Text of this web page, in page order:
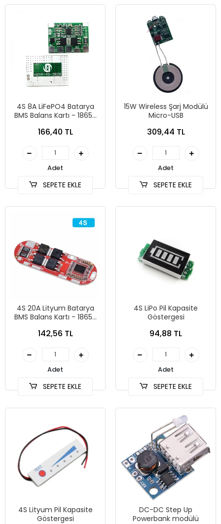
4S 8A LiFePO4 Batarya
BMS Balans Kartı - 18650
166,40 TL
Adet
SEPETE EKLE
15W Wireless Şarj Modülü
Micro-USB
309,44 TL
Adet
SEPETE EKLE
4S 20A Lityum Batarya
BMS Balans Kartı - 18650
142,56 TL
Adet
SEPETE EKLE
4S LiPo Pil Kapasite
Göstergesi
94,88 TL
Adet
SEPETE EKLE
4S Lityum Pil Kapasite
Göstergesi
DC-DC Step Up
Powerbank modülü